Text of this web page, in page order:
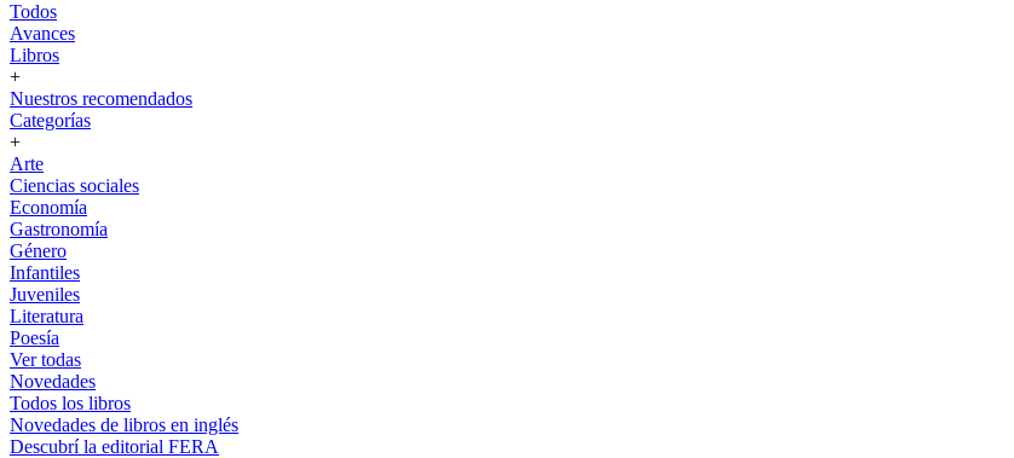
Todos
Avances
Libros
+
Nuestros recomendados
Categorías
+
Arte
Ciencias sociales
Economía
Gastronomía
Género
Infantiles
Juveniles
Literatura
Poesía
Ver todas
Novedades
Todos los libros
Novedades de libros en inglés
Descubrí la editorial FERA